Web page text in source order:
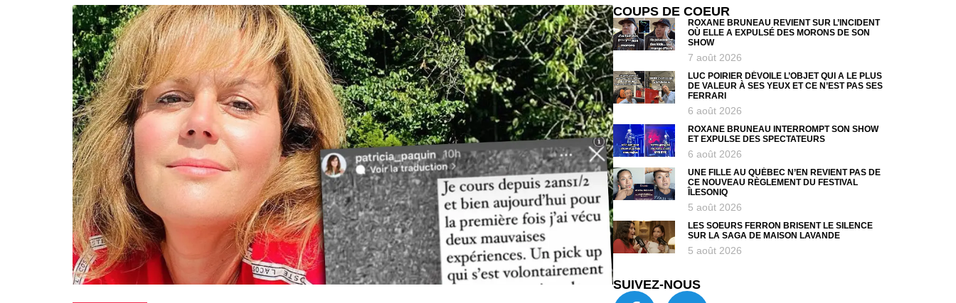
COUPS DE COEUR
ROXANE BRUNEAU REVIENT SUR L’INCIDENT
OÙ ELLE A EXPULSÉ DES MORONS DE SON
SHOW
7 août 2026
LUC POIRIER DÉVOILE L’OBJET QUI A LE PLUS
DE VALEUR À SES YEUX ET CE N’EST PAS SES
FERRARI
6 août 2026
ROXANE BRUNEAU INTERROMPT SON SHOW
ET EXPULSE DES SPECTATEURS
6 août 2026
UNE FILLE AU QUÉBEC N’EN REVIENT PAS DE
CE NOUVEAU RÈGLEMENT DU FESTIVAL
ÎLESONIQ
5 août 2026
LES SOEURS FERRON BRISENT LE SILENCE
SUR LA SAGA DE MAISON LAVANDE
5 août 2026
SUIVEZ-NOUS